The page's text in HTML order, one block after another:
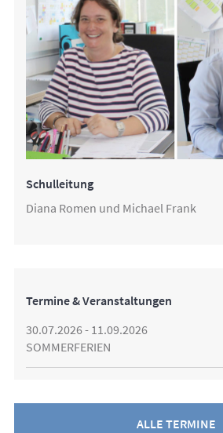
Schulleitung
Diana Romen und Michael Frank
Termine & Veranstaltungen
30.07.2026 - 11.09.2026
SOMMERFERIEN
ALLE TERMINE